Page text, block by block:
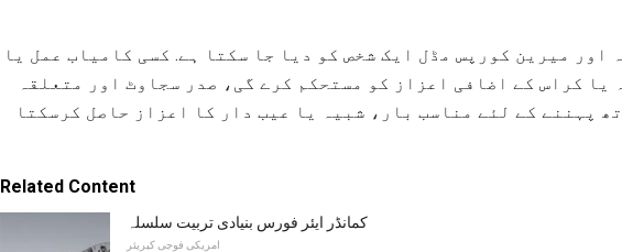
اور میرین کورپس مڈل ایک شخص کو دیا جا سکتا ہے. کسی کامیاب عمل یا
یا کراس کے اضافی اعزاز کو مستحکم کرے گی، صدر سجاوٹ اور متعلقہ
پہننے کے لئے مناسب بار، شبیہ یا عیب دار کا اعزاز حاصل کرسکتا
Related Content
کمانڈر ایئر فورس بنیادی تربیت سلسلہ
امریکی فوجی کیریئر